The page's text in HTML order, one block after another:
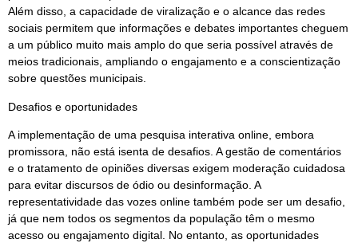
Além disso, a capacidade de viralização e o alcance das redes
sociais permitem que informações e debates importantes cheguem
a um público muito mais amplo do que seria possível através de
meios tradicionais, ampliando o engajamento e a conscientização
sobre questões municipais.
Desafios e oportunidades
A implementação de uma pesquisa interativa online, embora
promissora, não está isenta de desafios. A gestão de comentários
e o tratamento de opiniões diversas exigem moderação cuidadosa
para evitar discursos de ódio ou desinformação. A
representatividade das vozes online também pode ser um desafio,
já que nem todos os segmentos da população têm o mesmo
acesso ou engajamento digital. No entanto, as oportunidades